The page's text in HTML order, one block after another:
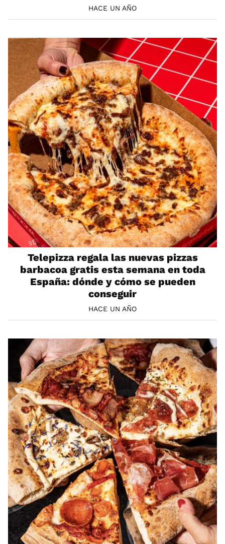
HACE UN AÑO
Telepizza regala las nuevas pizzas
barbacoa gratis esta semana en toda
España: dónde y cómo se pueden
conseguir
HACE UN AÑO